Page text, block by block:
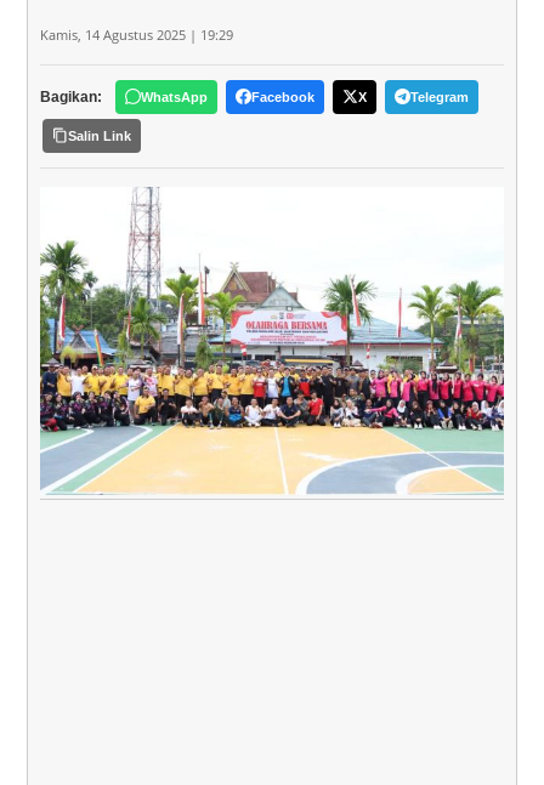
Kamis, 14 Agustus 2025 | 19:29
Bagikan: WhatsApp Facebook X Telegram
Salin Link